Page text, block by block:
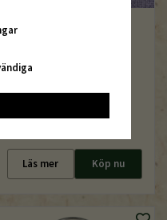
Matarskiva till Earthway,
avstånd 9,1 cm / 1002-22
Läs mer Köp nu